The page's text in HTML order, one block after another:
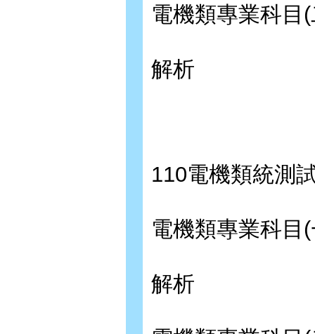
電機類專業科目
解析
110電機類統測
電機類專業科目
解析